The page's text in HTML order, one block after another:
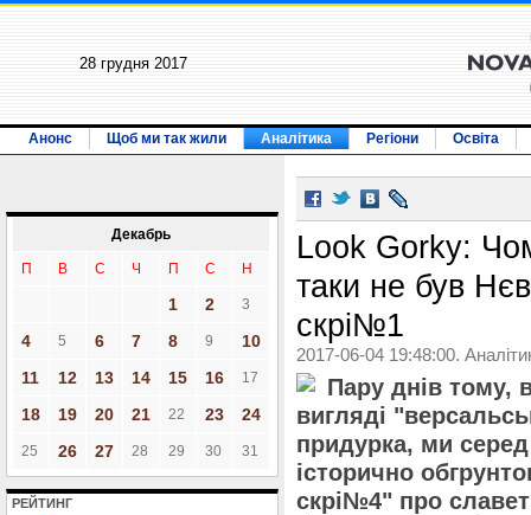
28 грудня 2017
Анонс Щоб ми так жили Аналітика Регіони Освіта
Декабрь
П В С Ч П С Н
1 2 3
4 5 6 7 8 9
10
11
12 13 14 15 16 17
18 19 20 21 22 23 24
25 26 27 28 29 30 31
РЕЙТИНГ
Look Gorky:
таки не був
скрі№1
2017-06-04 19:48:00.
Пару днів тому,
вигляді
придурка, ми
історично
скрі№4" про